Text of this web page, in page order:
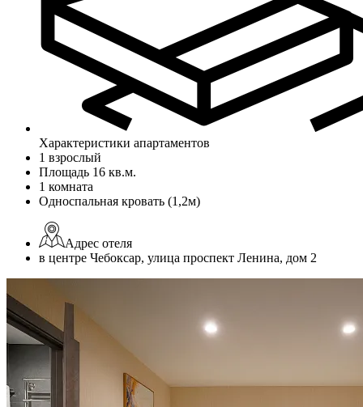
Характеристики апартаментов
1 взрослый
Площадь 16 кв.м.
1 комната
Односпальная кровать (1,2м)
Адрес отеля
в центре Чебоксар, улица проспект Ленина, дом 2